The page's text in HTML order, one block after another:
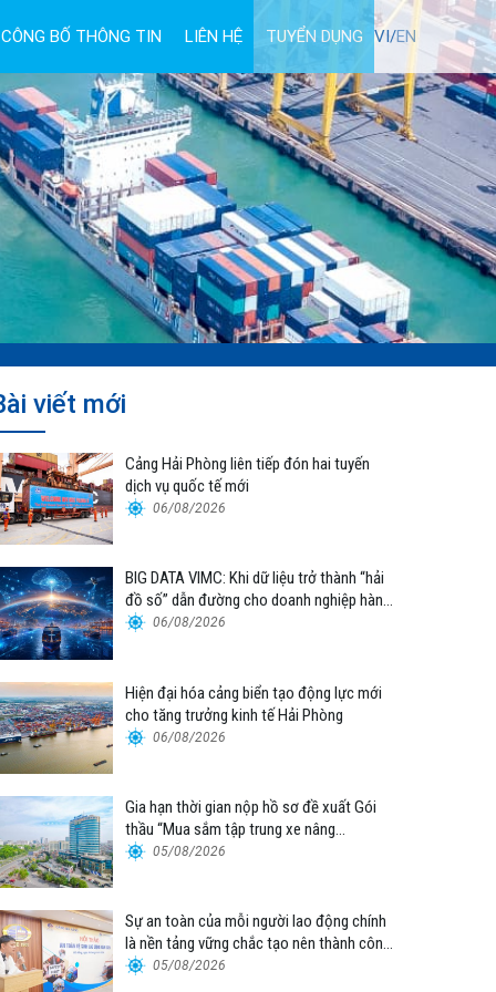
CÔNG BỐ THÔNG TIN LIÊN HỆ TUYỂN DỤNG VI/EN
viết mới
Cảng Hải Phòng liên tiếp đón hai tuyến
dịch vụ quốc tế mới
06/08/2026
BIG DATA VIMC: Khi dữ liệu trở thành “hải
đồ số” dẫn đường cho doanh nghiệp hàng
hải 06/08/2026
Hiện đại hóa cảng biển tạo động lực mới
cho tăng trưởng kinh tế Hải Phòng
06/08/2026
Gia hạn thời gian nộp hồ sơ đề xuất Gói
thầu “Mua sắm tập trung xe nâng
container thuộc Tổng công ty Hàng hải
05/08/2026
Sự an toàn của mỗi người lao động chính
là nền tảng vững chắc tạo nên thành công
của Cảng Đà Nẵng
05/08/2026